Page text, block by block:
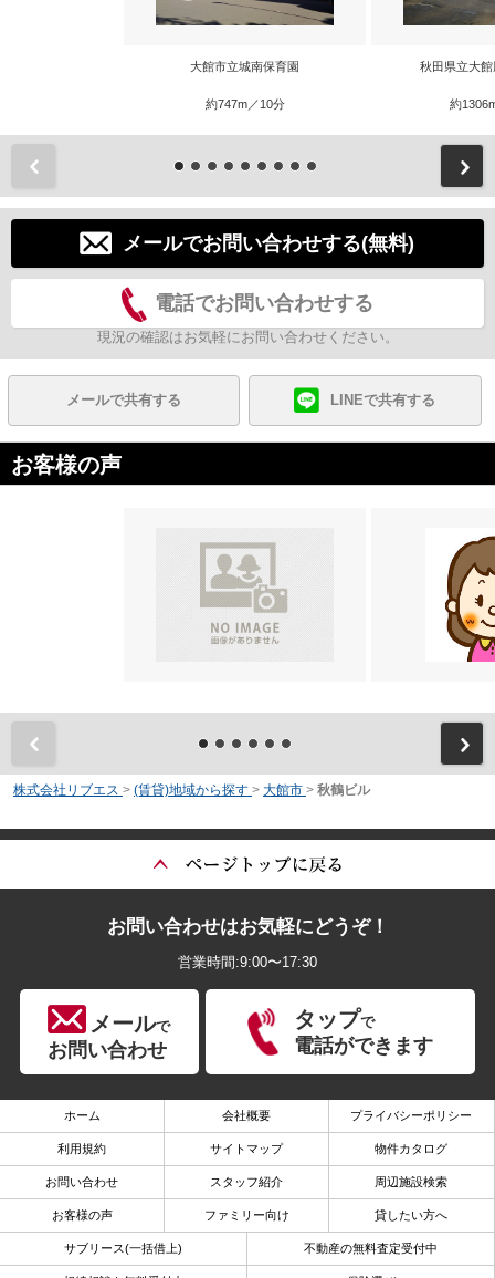
大館市立城南保育園
約747m／10分
秋田県立大
約
メールでお問い合わせする(無料)
電話でお問い合わせする
現況の確認はお気軽にお問い合わせください。
メールで共有する LINEで共有する
お客様の声
株式会社リブエス > (賃貸)地域から探す > 大館市 > 秋鶴ビル
お問い合わせはお気軽にどうぞ！
営業時間:9:00〜17:30
メールで
お問い合わせ
タップで
電話ができます
ホーム 会社概要 プライバシーポリシー
利用規約 サイトマップ 物件カタログ
お問い合わせ スタッフ紹介 周辺施設検索
お客様の声 ファミリー向け 貸したい方へ
サブリース(一括借上) 不動産の無料査定受付中